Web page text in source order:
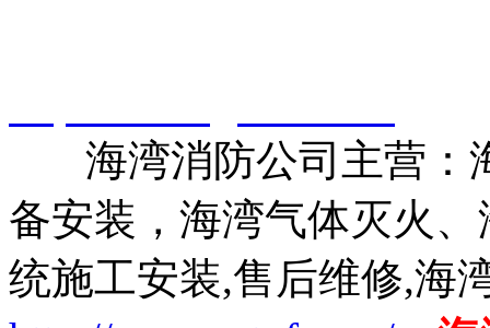
海湾消防公司主营：
备安装，海湾气体灭火
统施工安装,售后维修,海